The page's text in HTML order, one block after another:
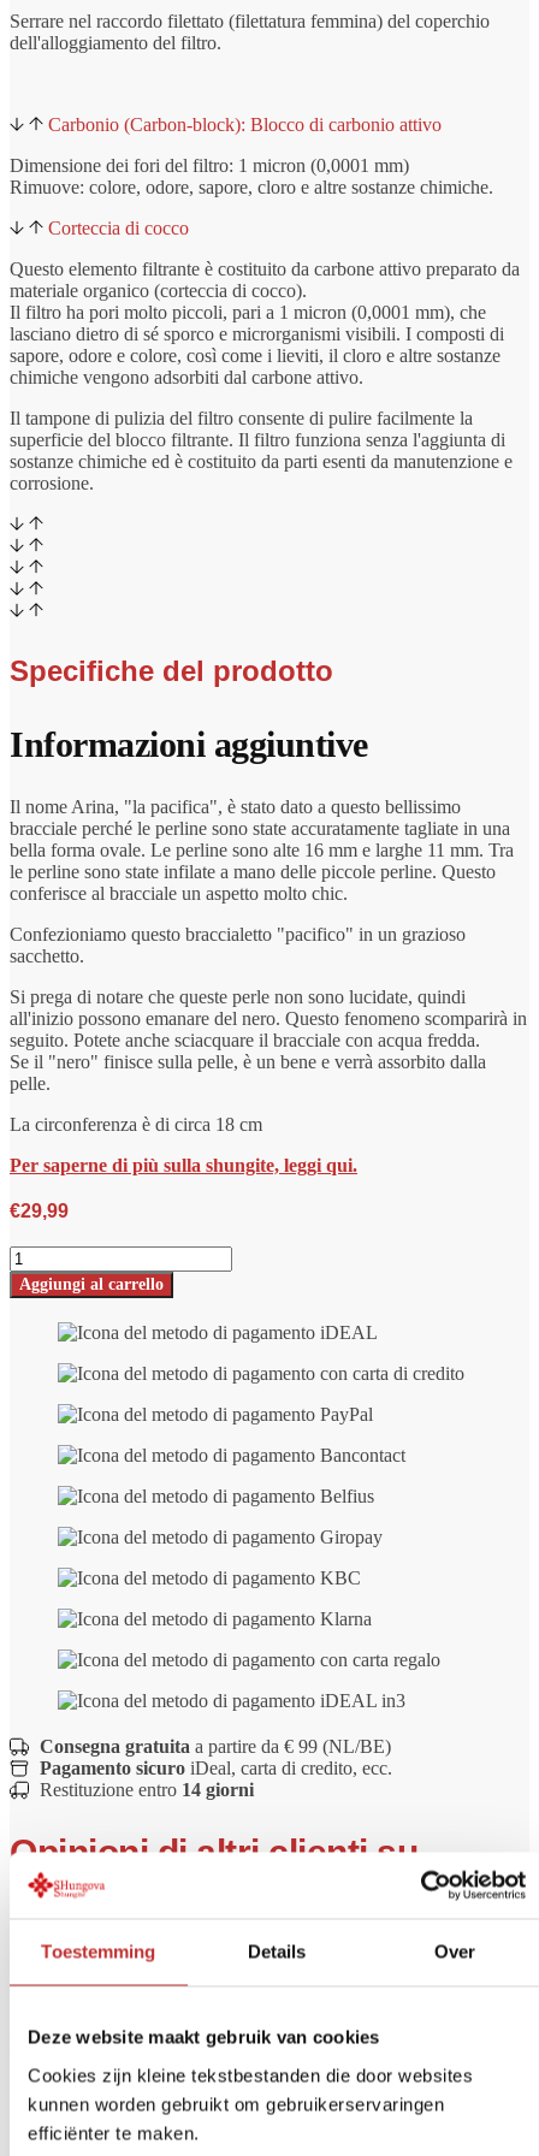
Toestemming Details Over
Deze website maakt gebruik van cookies
Cookies zijn kleine tekstbestanden die door websites
kunnen worden gebruikt om gebruikerservaringen
efficiënter te maken.
Serrare nel raccordo filettato (filettatura femmina) del coperchio
dell'alloggiamento del filtro.
Carbonio (Carbon-block): Blocco di carbonio attivo
Dimensione dei fori del filtro: 1 micron (0,0001 mm)
Rimuove: colore, odore, sapore, cloro e altre sostanze chimiche.
Corteccia di cocco
Questo elemento filtrante è costituito da carbone attivo preparato da
materiale organico (corteccia di cocco).
Il filtro ha pori molto piccoli, pari a 1 micron (0,0001 mm), che
lasciano dietro di sé sporco e microrganismi visibili. I composti di
sapore, odore e colore, così come i lieviti, il cloro e altre sostanze
chimiche vengono adsorbiti dal carbone attivo.
Il tampone di pulizia del filtro consente di pulire facilmente la
superficie del blocco filtrante. Il filtro funziona senza l'aggiunta di
sostanze chimiche ed è costituito da parti esenti da manutenzione e
corrosione.
Specifiche del prodotto
Informazioni aggiuntive
Il nome Arina, "la pacifica", è stato dato a questo bellissimo
bracciale perché le perline sono state accuratamente tagliate in una
bella forma ovale. Le perline sono alte 16 mm e larghe 11 mm. Tra
le perline sono state infilate a mano delle piccole perline. Questo
conferisce al bracciale un aspetto molto chic.
Confezioniamo questo braccialetto "pacifico" in un grazioso
sacchetto.
Si prega di notare che queste perle non sono lucidate, quindi
all'inizio possono emanare del nero. Questo fenomeno scomparirà in
seguito. Potete anche sciacquare il bracciale con acqua fredda.
Se il "nero" finisce sulla pelle, è un bene e verrà assorbito dalla
pelle.
La circonferenza è di circa 18 cm
Per saperne di più sulla shungite, leggi qui.
€29,99
Bracciale
in
shungite
Aggiungi al carrello
Consegna gratuita a partire da € 99 (NL/BE)
Pagamento sicuro iDeal, carta di credito, ecc.
Restituzione entro 14 giorni
Opinioni di altri clienti su
Bracciale di shungite Arina con
perline ovali - non lucidato
Le recensioni sono chiuse.
Conoscete già i nostri filtri per